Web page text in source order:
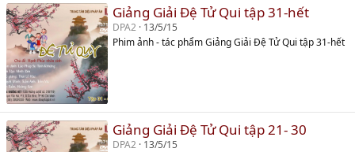
Giảng Giải Đệ Tử Qui tập 31-hết
DPA2 13/5/15
Phim ảnh - tác phẩm Giảng Giải Đệ Tử Qui tập 31-hết
Giảng Giải Đệ Tử Qui tập 21- 30
DPA2 13/5/15